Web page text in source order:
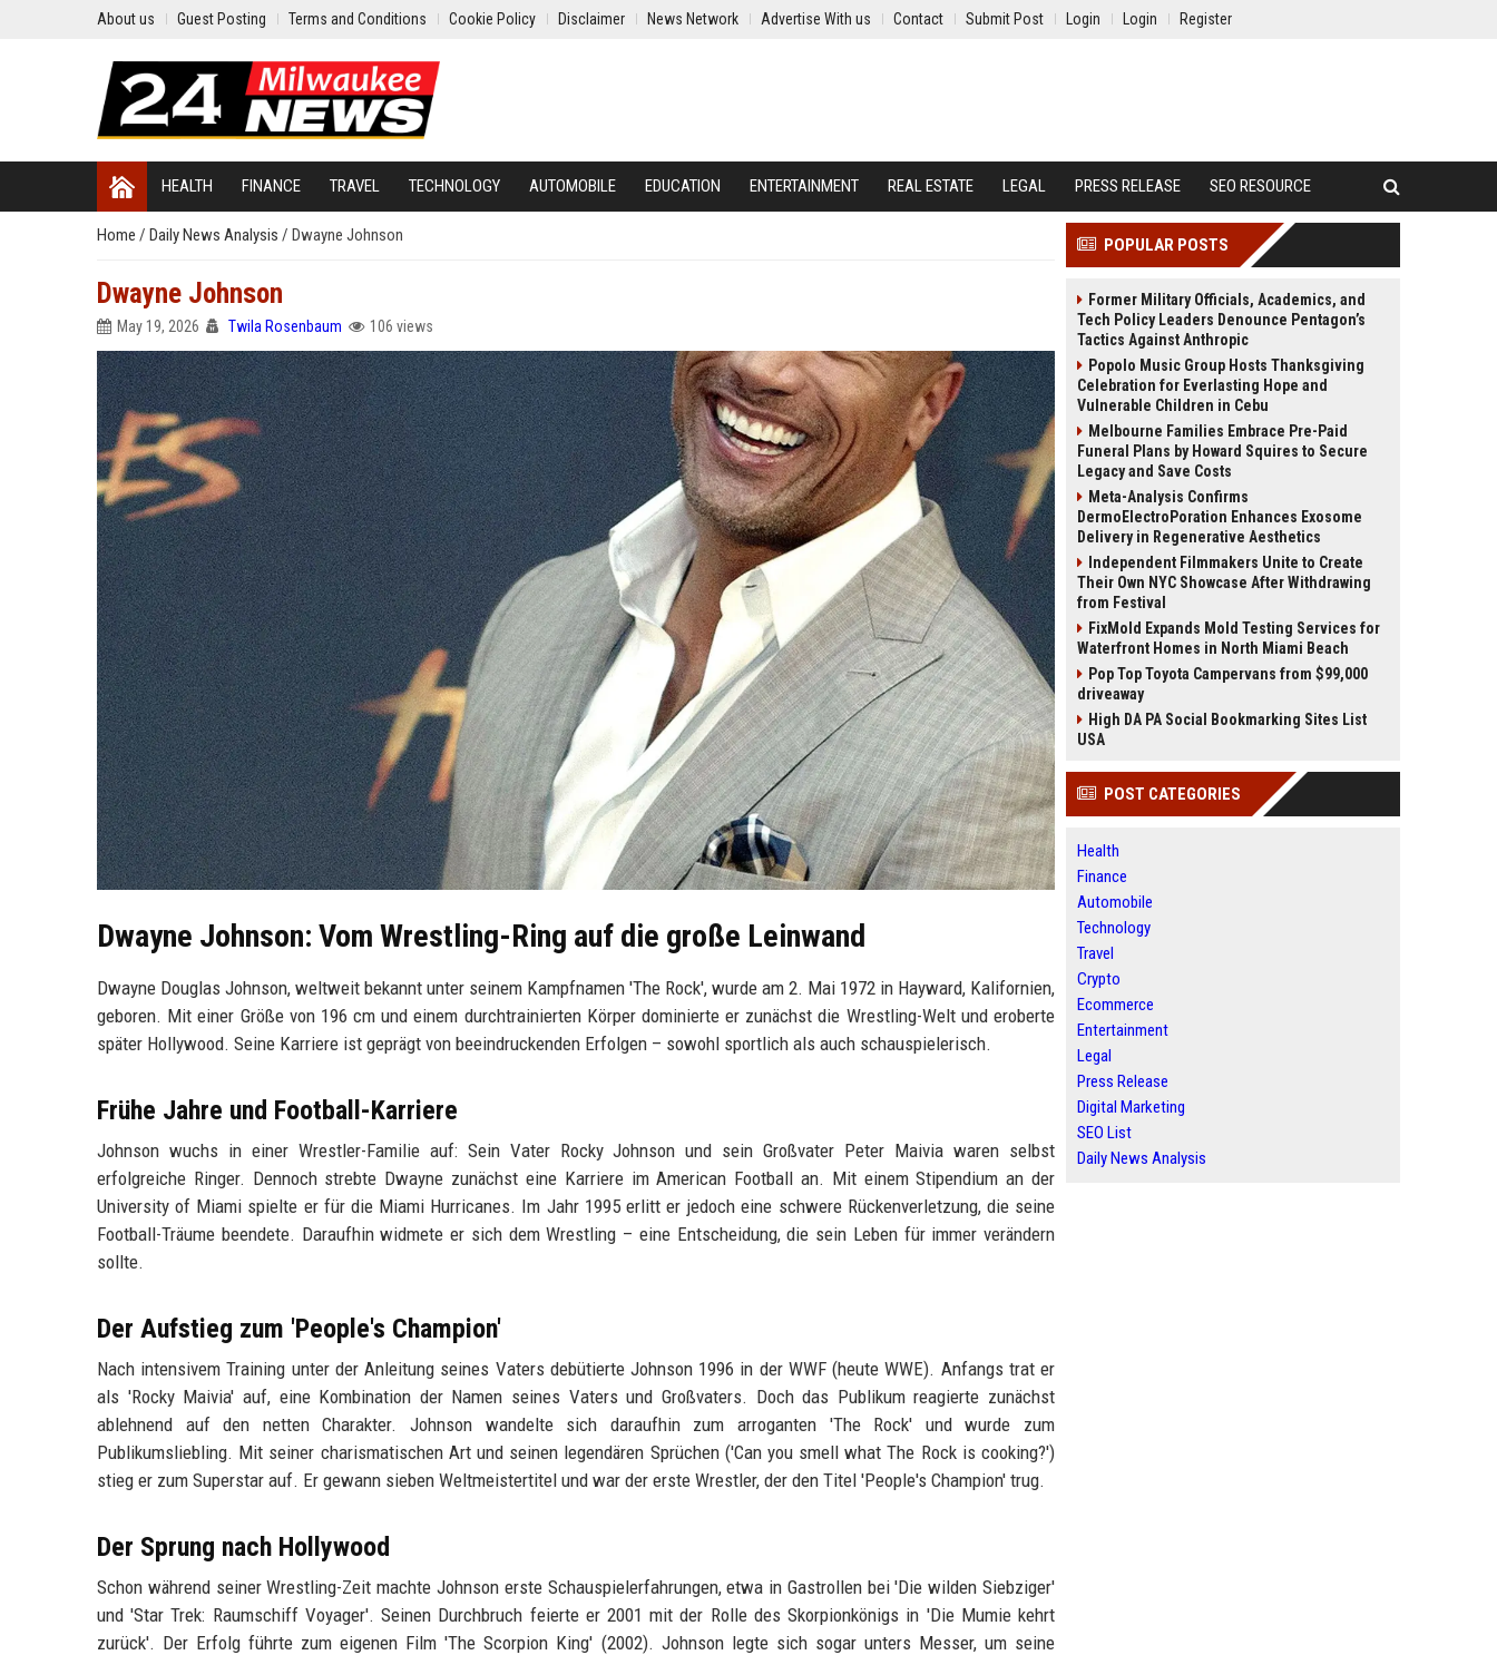
About us Guest Posting Terms and Conditions Cookie Policy Disclaimer News Network Advertise With us Contact Submit Post Login Login Register
HEALTH FINANCE TRAVEL TECHNOLOGY AUTOMOBILE EDUCATION ENTERTAINMENT REAL ESTATE LEGAL PRESS RELEASE SEO RESOURCE
Home / Daily News Analysis / Dwayne Johnson
Dwayne Johnson
May 19, 2026 Twila Rosenbaum 106 views
Dwayne Johnson: Vom Wrestling-Ring auf die große Leinwand
Dwayne Douglas Johnson, weltweit bekannt unter seinem Kampfnamen 'The Rock', wurde am 2. Mai 1972 in Hayward, Kalifornien,
geboren. Mit einer Größe von 196 cm und einem durchtrainierten Körper dominierte er zunächst die Wrestling-Welt und eroberte
später Hollywood. Seine Karriere ist geprägt von beeindruckenden Erfolgen – sowohl sportlich als auch schauspielerisch.
Frühe Jahre und Football-Karriere
Johnson wuchs in einer Wrestler-Familie auf: Sein Vater Rocky Johnson und sein Großvater Peter Maivia waren selbst
erfolgreiche Ringer. Dennoch strebte Dwayne zunächst eine Karriere im American Football an. Mit einem Stipendium an der
University of Miami spielte er für die Miami Hurricanes. Im Jahr 1995 erlitt er jedoch eine schwere Rückenverletzung, die seine
Football-Träume beendete. Daraufhin widmete er sich dem Wrestling – eine Entscheidung, die sein Leben für immer verändern
sollte.
Der Aufstieg zum 'People's Champion'
Nach intensivem Training unter der Anleitung seines Vaters debütierte Johnson 1996 in der WWF (heute WWE). Anfangs trat er
als 'Rocky Maivia' auf, eine Kombination der Namen seines Vaters und Großvaters. Doch das Publikum reagierte zunächst
ablehnend auf den netten Charakter. Johnson wandelte sich daraufhin zum arroganten 'The Rock' und wurde zum
Publikumsliebling. Mit seiner charismatischen Art und seinen legendären Sprüchen ('Can you smell what The Rock is cooking?')
stieg er zum Superstar auf. Er gewann sieben Weltmeistertitel und war der erste Wrestler, der den Titel 'People's Champion' trug.
Der Sprung nach Hollywood
Schon während seiner Wrestling-Zeit machte Johnson erste Schauspielerfahrungen, etwa in Gastrollen bei 'Die wilden Siebziger'
und 'Star Trek: Raumschiff Voyager'. Seinen Durchbruch feierte er 2001 mit der Rolle des Skorpionkönigs in 'Die Mumie kehrt
zurück'. Der Erfolg führte zum eigenen Film 'The Scorpion King' (2002). Johnson legte sich sogar unters Messer, um seine
POPULAR POSTS
Former Military Officials, Academics, and
Tech Policy Leaders Denounce Pentagon’s
Tactics Against Anthropic
Popolo Music Group Hosts Thanksgiving
Celebration for Everlasting Hope and
Vulnerable Children in Cebu
Melbourne Families Embrace Pre-Paid
Funeral Plans by Howard Squires to Secure
Legacy and Save Costs
Meta-Analysis Confirms
DermoElectroPoration Enhances Exosome
Delivery in Regenerative Aesthetics
Independent Filmmakers Unite to Create
Their Own NYC Showcase After Withdrawing
from Festival
FixMold Expands Mold Testing Services for
Waterfront Homes in North Miami Beach
Pop Top Toyota Campervans from $99,000
driveaway
High DA PA Social Bookmarking Sites List
USA
POST CATEGORIES
Health
Finance
Automobile
Technology
Travel
Crypto
Ecommerce
Entertainment
Legal
Press Release
Digital Marketing
SEO List
Daily News Analysis